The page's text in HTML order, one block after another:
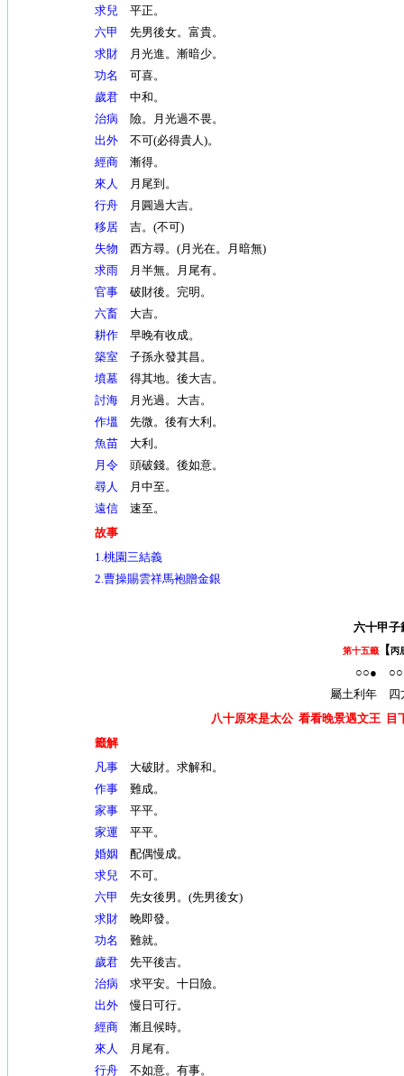
求兒平正。
六甲 先男後女。富貴。
求財月光進。漸暗少。
功名 可喜。
歲君中和。
治病 險。月光過不畏。
出外不可(必得貴人)。
經商漸得。
來人 月尾到。
行舟月圓過大吉。
移居吉。(不可)
失物 西方尋。(月光在。月暗無)
求雨月半無。月尾有。
官事破財後。完明。
六畜大吉。
耕作早晚有收成。
築室子孫永發其昌。
墳墓得其地。後大吉。
討海月光過。大吉。
作塭 先微。後有大利。
魚苗大利。
月令頭破錢。後如意。
尋人 月中至。
遠信速至。
故事
1.桃園三結義
2.曹操賜雲祥馬袍贈金銀
六十甲子
第十五籤 【丙
○○●
屬土利年 四
八十原來是太公 看看晚景遇文王 目
籤解
凡事大破財。求解和。
作事難成。
家事平平。
家運 平平。
婚姻 配偶慢成。
求兒 不可。
六甲 先女後男。(先男後女)
求財晚即發。
功名 難就。
歲君先平後吉。
治病 求平安。十日險。
出外慢日可行。
經商漸且候時。
來人 月尾有。
行舟不如意。有事。